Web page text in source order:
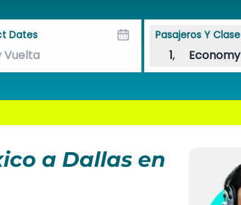
Dates Pasajeros Y Clase
1, Economy
a Dallas en